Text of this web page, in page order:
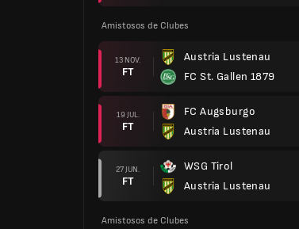
Amistosos de Clubes
13 NOV.
FT
Austria Lustenau
FC St. Gallen 1879
19 JUL.
FT
FC Augsburgo
Austria Lustenau
27 JUN.
FT
WSG Tirol
Austria Lustenau
Amistosos de Clubes